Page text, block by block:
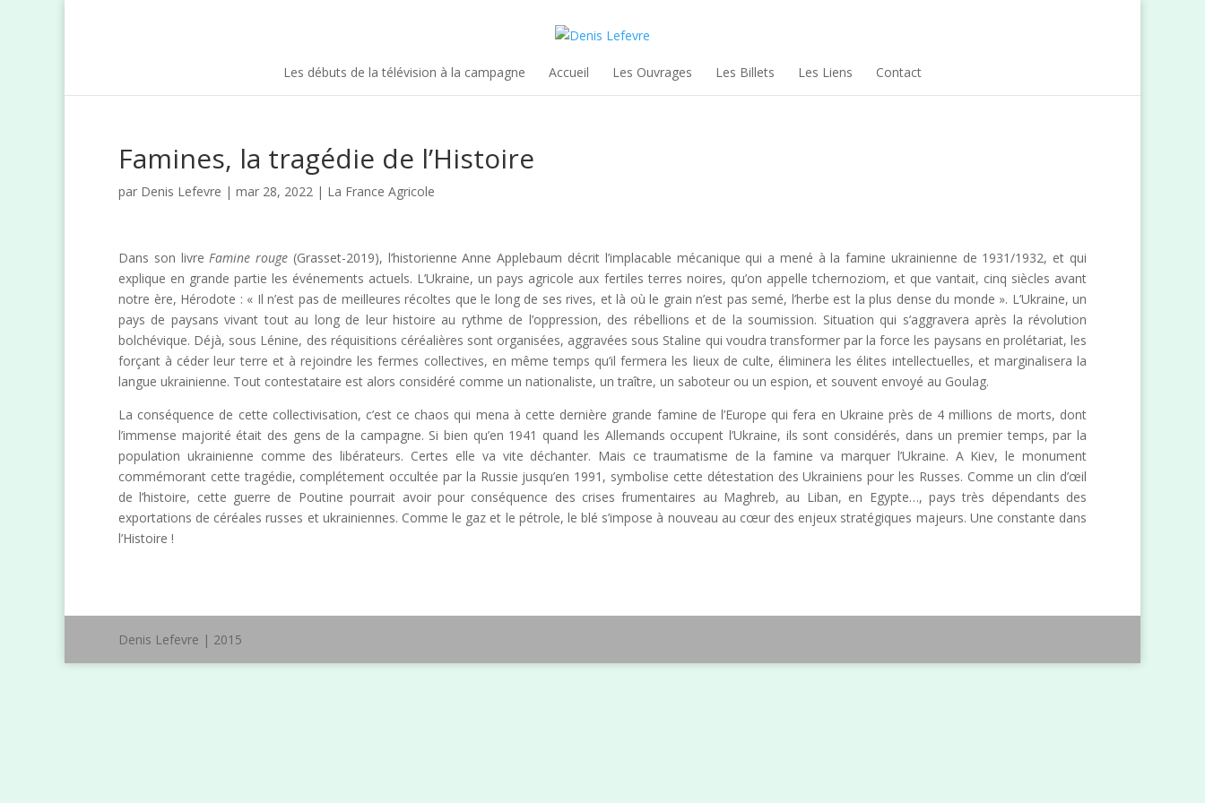
Les débuts de la télévision à la campagne Accueil Les Ouvrages Les Billets Les Liens Contact
Famines, la tragédie de l’Histoire
par Denis Lefevre | mar 28, 2022 | La France Agricole
Dans son livreFamine rouge (Grasset-2019), l’historienne Anne Applebaum décrit l’implacable mécanique qui a mené à la famine ukrainienne de 1931/1932, et qui
explique en grande partie les événements actuels. L’Ukraine, un pays agricole aux fertiles terres noires, qu’on appelle tchernoziom, et que vantait, cinq siècles avant
notre ère, Hérodote : « Il n’est pas de meilleures récoltes que le long de ses rives, et là où le grain n’est pas semé, l’herbe est la plus dense du monde ». L’Ukraine, un
pays de paysans vivant tout au long de leur histoire au rythme de l’oppression, des rébellions et de la soumission. Situation qui s’aggravera après la révolution
bolchévique. Déjà, sous Lénine, des réquisitions céréalières sont organisées, aggravées sous Staline qui voudra transformer par la force les paysans en prolétariat, les
forçant à céder leur terre et à rejoindre les fermes collectives, en même temps qu’il fermera les lieux de culte, éliminera les élites intellectuelles, et marginalisera la
langue ukrainienne. Tout contestataire est alors considéré comme un nationaliste, un traître, un saboteur ou un espion, et souvent envoyé au Goulag.
La conséquence de cette collectivisation, c’est ce chaos qui mena à cette dernière grande famine de l’Europe qui fera en Ukraine près de 4 millions de morts, dont
l’immense majorité était des gens de la campagne. Si bien qu’en 1941 quand les Allemands occupent l’Ukraine, ils sont considérés, dans un premier temps, par la
population ukrainienne comme des libérateurs. Certes elle va vite déchanter. Mais ce traumatisme de la famine va marquer l’Ukraine. A Kiev, le monument
commémorant cette tragédie, complétement occultée par la Russie jusqu’en 1991, symbolise cette détestation des Ukrainiens pour les Russes. Comme un clin d’œil
de l’histoire, cette guerre de Poutine pourrait avoir pour conséquence des crises frumentaires au Maghreb, au Liban, en Egypte…, pays très dépendants des
exportations de céréales russes et ukrainiennes. Comme le gaz et le pétrole, le blé s’impose à nouveau au cœur des enjeux stratégiques majeurs. Une constante dans
l’Histoire !
Denis Lefevre | 2015